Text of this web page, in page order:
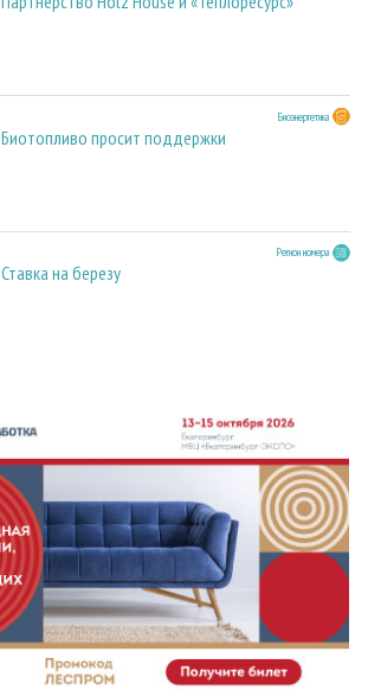
Биоэнергетика
Биотопливо просит поддержки
Регион номера
Ставка на березу